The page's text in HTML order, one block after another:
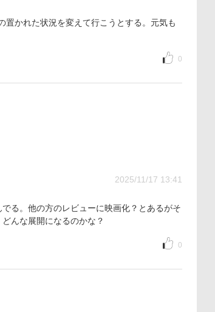
かれた状況を変えて行こうとする。元気も
0
2025/11/17 13:41
る。他の方のレビューに映画化？とあるがそ
んな展開になるのかな？
0